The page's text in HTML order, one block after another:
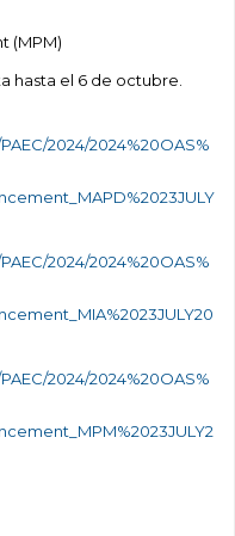
(MPM)
hasta el 6 de octubre.
2024/2024%20OAS%
2024/2024%20OAS%
2024/2024%20OAS%